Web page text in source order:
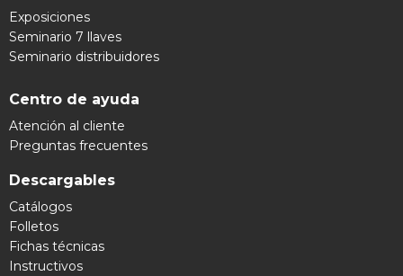
Exposiciones
Seminario 7 llaves
Seminario distribuidores
Centro de ayuda
Atención al cliente
Preguntas frecuentes
Descargables
Catálogos
Folletos
Fichas técnicas
Instructivos